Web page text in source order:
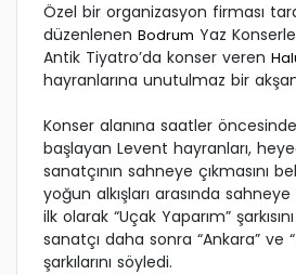
Özel bir organizasyon firması
düzenlenen Bodrum Yaz
Antik Tiyatro’da konser veren
hayranlarına unutulmaz bir
Konser alanına saatler
başlayan Levent hayranları,
sanatçının sahneye çıkmasını
yoğun alkışları arasında sahneye
ilk olarak “Uçak Yaparım”
sanatçı daha sonra “Ankara” ve
şarkılarını söyledi.